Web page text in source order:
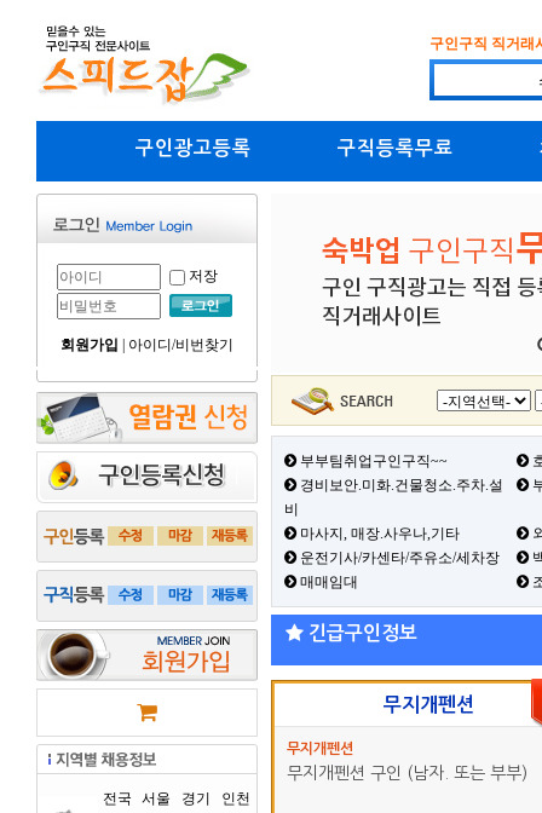
구인구직 직거래
구인광고등록 구직등록무료
저장
회원가입 아이디/비번찾기
전국 서울 경기
인천
부부팀취업구인구직~~
경비보안.미화.건물청소.주차.설
비
마사지, 매장.사우나,기타
운전기사/카센타/주유소/세차장
매매임대
긴급구인정보
무지개펜션
무지개펜션
무지개펜션 구인 (남자. 또는 부부)